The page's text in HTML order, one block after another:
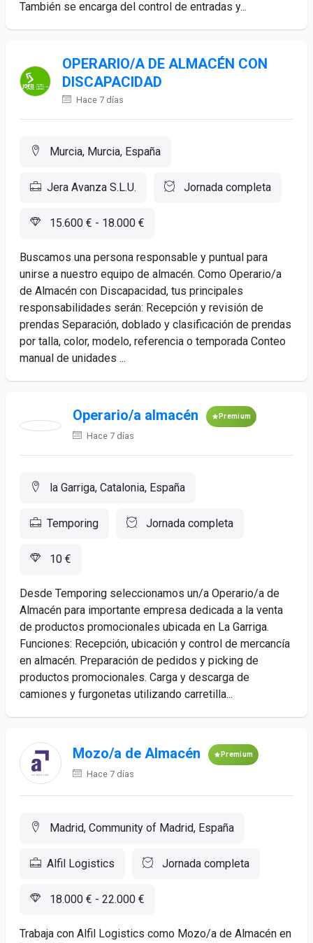
También se encarga del control de entradas y...
OPERARIO/A DE ALMACÉN CON
DISCAPACIDAD
Hace 7 días
Murcia, Murcia, España
Jera Avanza S.L.U. Jornada completa
15.600 € - 18.000 €
Buscamos una persona responsable y puntual para
unirse a nuestro equipo de almacén. Como Operario/a
de Almacén con Discapacidad, tus principales
responsabilidades serán: Recepción y revisión de
prendas Separación, doblado y clasificación de prendas
por talla, color, modelo, referencia o temporada Conteo
manual de unidades ...
Operario/a almacén Premium
Hace 7 días
la Garriga, Catalonia, España
Temporing Jornada completa
10 €
Desde Temporing seleccionamos un/a Operario/a de
Almacén para importante empresa dedicada a la venta
de productos promocionales ubicada en La Garriga.
Funciones: Recepción, ubicación y control de mercancía
en almacén. Preparación de pedidos y picking de
productos promocionales. Carga y descarga de
camiones y furgonetas utilizando carretilla...
Mozo/a de Almacén Premium
Hace 7 días
Madrid, Community of Madrid, España
Alfil Logistics Jornada completa
18.000 € - 22.000 €
Trabaja con Alfil Logistics como Mozo/a de Almacén en